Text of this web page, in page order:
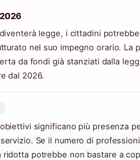
legge, i cittadini
nel suo impegno orario. La
da fondi già stanziati dalla
dal 2026.
significano più presenza
Se il numero di
ridotta potrebbe non bastare a